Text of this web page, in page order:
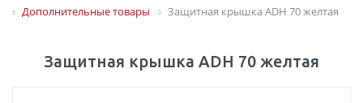
Дополнительные товары
Защитная крышка ADH 70 желтая
Защитная крышка ADH 70 желтая